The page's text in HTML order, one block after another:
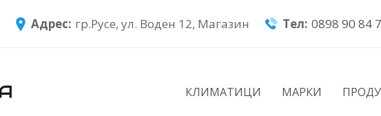
Адрес: гр.Русе, ул. Воден 12, Магазин Тел: 0898 90 84
КЛИМАТИЦИ МАРКИ